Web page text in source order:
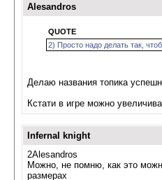
Alesandros
QUOTE
2) Просто надо делать так,
Делаю названия топика
Кстати в игре можно
Infernal knight
2Alesandros
Можно, не помню, как это
размерах